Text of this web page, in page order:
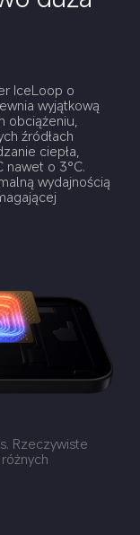
IceLoop o
wyjątkową
obciążeniu,
źródłach
ciepła,
nawet o 3°C.
wydajnością
Rzeczywiste